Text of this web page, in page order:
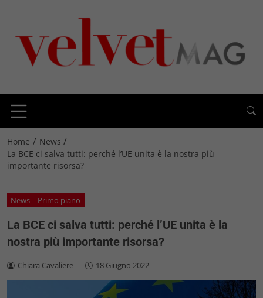
Home / News /
La BCE ci salva tutti: perché l’UE unita è la nostra più
importante risorsa?
News Primo piano
La BCE ci salva tutti: perché l’UE unita è la
nostra più importante risorsa?
Chiara Cavaliere - 18 Giugno 2022